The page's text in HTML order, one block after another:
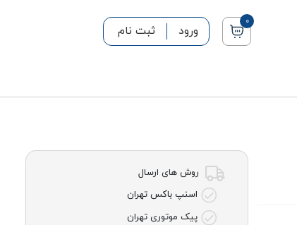
0
ورود ثبت نام
روش های ارسال
اسنپ باکس تهران
پیک موتوری تهران